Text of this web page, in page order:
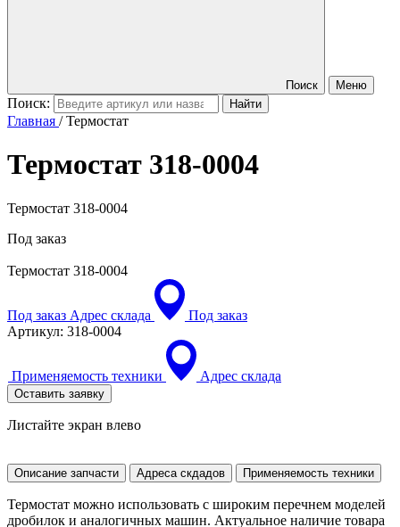
Поиск Меню
Поиск:
Главная /Термостат
Термостат 318-0004
Термостат 318-0004
Под заказ
Термостат 318-0004
Под заказ Адрес склада
Под заказ
Артикул: 318-0004
Применяемость техники Адрес склада
Оставить заявку
Листайте экран влево
Описание запчасти Адреса скдадов Применяемость техники
Термостат можно использовать с широким перечнем моделей
дробилок и аналогичных машин. Актуальное наличие товара